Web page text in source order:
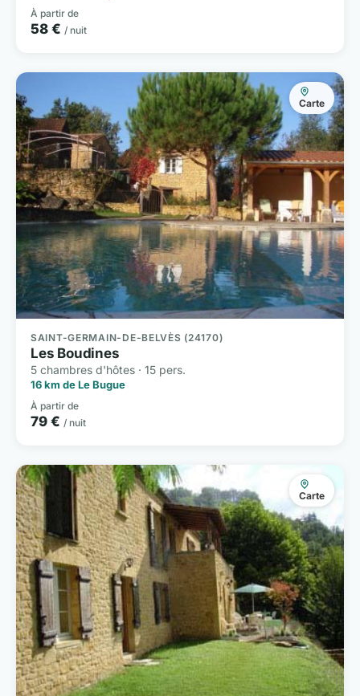
À partir de
58 € / nuit
Carte
SAINT-GERMAIN-DE-BELVÈS (24170)
Les Boudines
5 chambres d'hôtes · 15 pers.
16 km de Le Bugue
À partir de
79 € / nuit
Carte